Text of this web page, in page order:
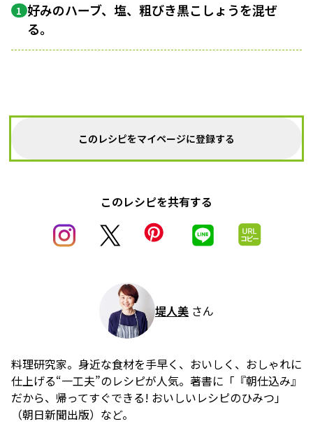
1 好みのハーブ、塩、粗びき黒こしょうを混ぜ
る。
このレシピをマイページに登録する
このレシピを共有する
堤人美 さん
料理研究家。身近な食材を手早く、おいしく、おしゃれに
仕上げる“一工夫”のレシピが人気。著書に「『朝仕込み』
だから、帰ってすぐできる! おいしいレシピのひみつ」
（朝日新聞出版）など。